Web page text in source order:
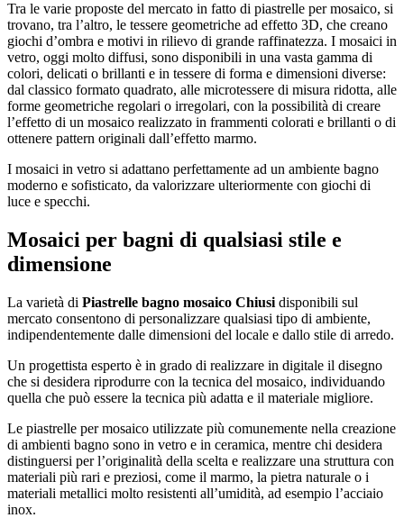
Tra le varie proposte del mercato in fatto di piastrelle per mosaico, si
trovano, tra l’altro, le tessere geometriche ad effetto 3D, che creano
giochi d’ombra e motivi in rilievo di grande raffinatezza. I mosaici in
vetro, oggi molto diffusi, sono disponibili in una vasta gamma di
colori, delicati o brillanti e in tessere di forma e dimensioni diverse:
dal classico formato quadrato, alle microtessere di misura ridotta, alle
forme geometriche regolari o irregolari, con la possibilità di creare
l’effetto di un mosaico realizzato in frammenti colorati e brillanti o di
ottenere pattern originali dall’effetto marmo.
I mosaici in vetro si adattano perfettamente ad un ambiente bagno
moderno e sofisticato, da valorizzare ulteriormente con giochi di
luce e specchi.
Mosaici per bagni di qualsiasi stile e
dimensione
La varietà di Piastrelle bagno mosaico Chiusi disponibili sul
mercato consentono di personalizzare qualsiasi tipo di ambiente,
indipendentemente dalle dimensioni del locale e dallo stile di arredo.
Un progettista esperto è in grado di realizzare in digitale il disegno
che si desidera riprodurre con la tecnica del mosaico, individuando
quella che può essere la tecnica più adatta e il materiale migliore.
Le piastrelle per mosaico utilizzate più comunemente nella creazione
di ambienti bagno sono in vetro e in ceramica, mentre chi desidera
distinguersi per l’originalità della scelta e realizzare una struttura con
materiali più rari e preziosi, come il marmo, la pietra naturale o i
materiali metallici molto resistenti all’umidità, ad esempio l’acciaio
inox.